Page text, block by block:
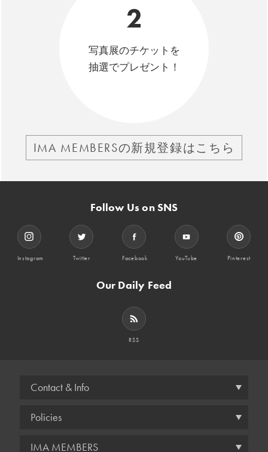
2
写真展のチケットを
抽選でプレゼント！
IMA MEMBERSの新規登録はこちら
Follow Us on SNS
Instagram Twitter Facebook YouTube Pinterest
Our Daily Feed
RSS
Contact & Info
Policies
IMA MEMBERS